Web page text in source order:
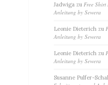
Jadwiga zuFree Shirt
Anleitung by Sewera
Leonie Dieterich zu
Anleitung by Sewera
Leonie Dieterich zu
Anleitung by Sewera
Susanne Pulfer-